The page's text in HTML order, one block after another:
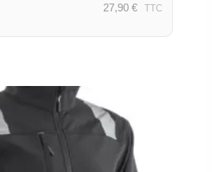
27,90 € TTC